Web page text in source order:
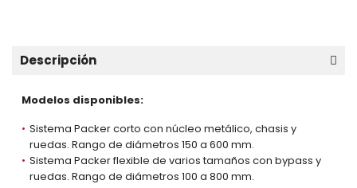
Descripción
Modelos disponibles:
Sistema Packer corto con núcleo metálico, chasis y
ruedas. Rango de diámetros 150 a 600 mm.
Sistema Packer flexible de varios tamaños con bypass y
ruedas. Rango de diámetros 100 a 800 mm.